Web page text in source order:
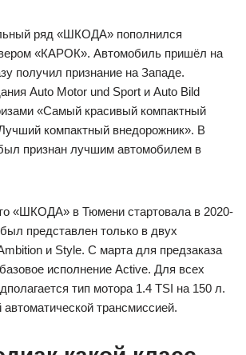
ряд «ШКОДА» пополнился
«КАРОК». Автомобиль пришёл на
получил признание на Западе.
Auto Motor und Sport и Auto Bild
«Самый красивый компактный
компактный внедорожник». В
признан лучшим автомобилем в
«ШКОДА» в Тюмени стартовала в 2020-
представлен только в двух
и Style. С марта для предзаказа
исполнение Active. Для всех
тип мотора 1.4 TSI на 150 л.
автоматической трансмиссией.